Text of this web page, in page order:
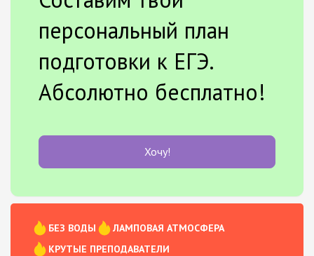
персональный план
подготовки к ЕГЭ.
Абсолютно бесплатно!
Хочу!
БЕЗ ВОДЫ
ЛАМПОВАЯ АТМОСФЕРА
КРУТЫЕ ПРЕПОДАВАТЕЛИ